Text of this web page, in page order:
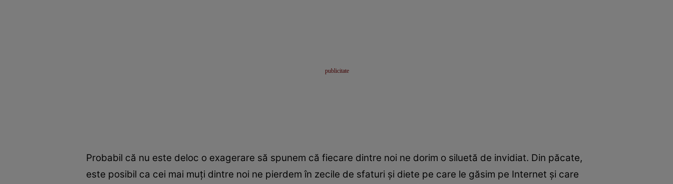
Probabil că nu este deloc o exagerare să spunem că fiecare dintre noi ne dorim o siluetă de invidiat. Din păcate,
este posibil ca cei mai muți dintre noi ne pierdem în zecile de sfaturi și diete pe care le găsim pe Internet și care